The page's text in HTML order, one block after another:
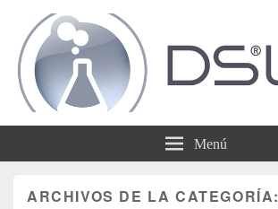
DSLab Menú
ARCHIVOS DE LA CATEGORÍA: